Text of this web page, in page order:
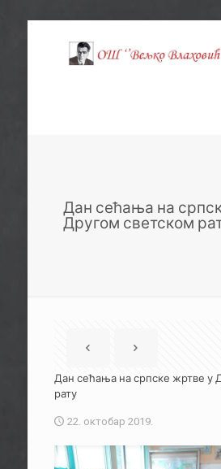
Дан сећања на
Другом светском
Дан сећања на српске жртве у
рату
22. октобар 2019.